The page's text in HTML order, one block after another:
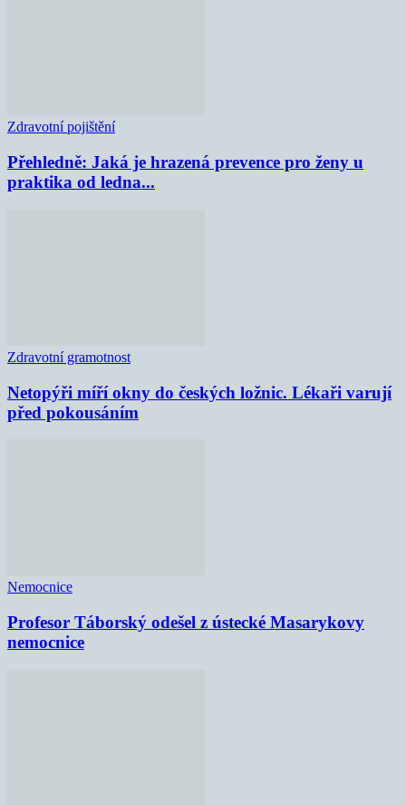
Zdravotní pojištění
Přehledně: Jaká je hrazená prevence pro ženy u
praktika od ledna...
Zdravotní gramotnost
Netopýři míří okny do českých ložnic. Lékaři varují
před pokousáním
Nemocnice
Profesor Táborský odešel z ústecké Masarykovy
nemocnice